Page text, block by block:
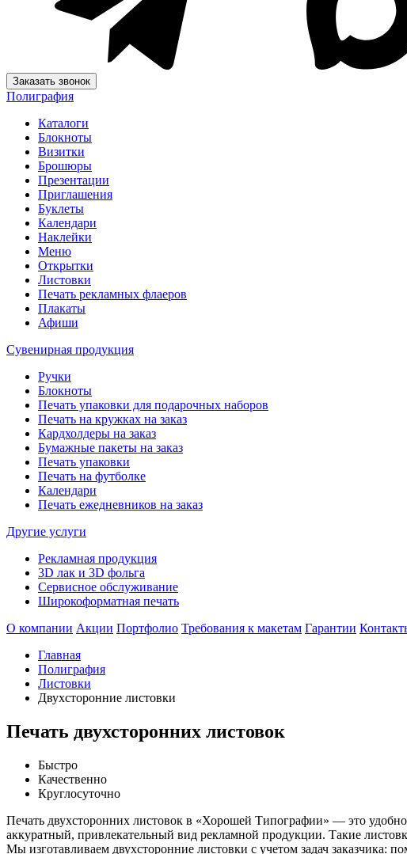
Заказать звонок
Полиграфия
Каталоги
Блокноты
Визитки
Брошюры
Презентации
Приглашения
Буклеты
Календари
Наклейки
Меню
Открытки
Листовки
Печать рекламных флаеров
Плакаты
Афиши
Сувенирная продукция
Ручки
Блокноты
Печать упаковки для подарочных наборов
Печать на кружках на заказ
Кардхолдеры на заказ
Бумажные пакеты на заказ
Печать упаковки
Печать на футболке
Календари
Печать ежедневников на заказ
Другие услуги
Рекламная продукция
3D лак и 3D фольга
Сервисное обслуживание
Широкоформатная печать
О компании Акции Портфолио Требования к макетам Гарантии
Главная
Полиграфия
Листовки
Двухсторонние листовки
Печать двухсторонних листовок
Быстро
Качественно
Круглосуточно
Печать двухсторонних листовок в «Хорошей Типографии» — это
аккуратный, привлекательный вид рекламной продукции. Такие
Мы изготавливаем двухсторонние листовки с учетом задач заказчика: